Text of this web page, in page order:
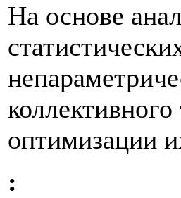
На основе
оптимизации
: